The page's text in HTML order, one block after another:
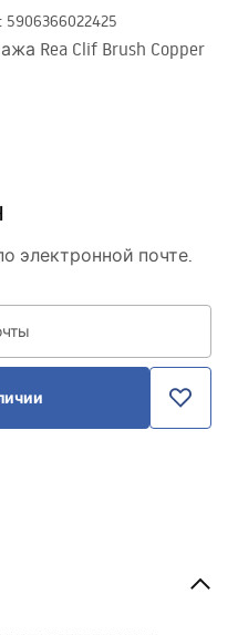
: 5906366022425
Rea Clif Brush Copper
электронной почте.